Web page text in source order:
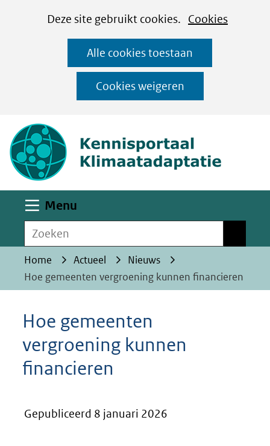
CookiesDeze site gebruikt cookies. Cookies
op
deze
website
worden
toegestaan
geweigerd.
Alle cookies toestaan
Cookies weigeren
Ga
naar
de
inhoud
Menu
Zoeken
Home Actueel
Nieuws
Hoe gemeenten vergroening kunnen financieren
Hoe gemeenten
vergroening kunnen
financieren
Gepubliceerd 8 januari 2026